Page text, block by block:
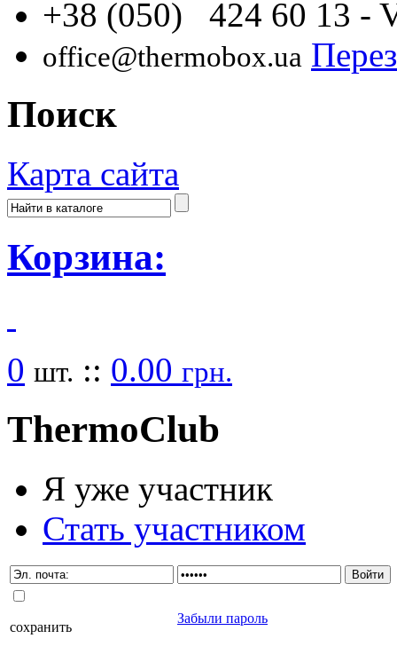
+38 (050) 424 60 13 -
office@thermobox.ua
Поиск
Карта сайта
Корзина:
0 шт. :: 0.00 грн.
ThermoClub
Я уже участник
Стать участником
сохранить
Забыли пароль